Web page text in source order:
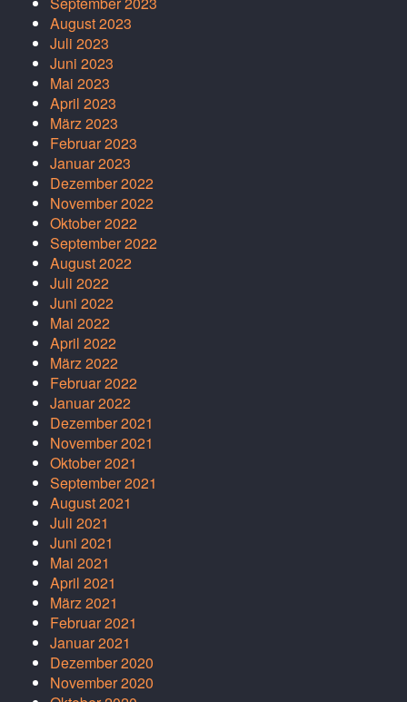
August 2023
Juli 2023
Juni 2023
Mai 2023
April 2023
März 2023
Februar 2023
Januar 2023
Dezember 2022
November 2022
Oktober 2022
September 2022
August 2022
Juli 2022
Juni 2022
Mai 2022
April 2022
März 2022
Februar 2022
Januar 2022
Dezember 2021
November 2021
Oktober 2021
September 2021
August 2021
Juli 2021
Juni 2021
Mai 2021
April 2021
März 2021
Februar 2021
Januar 2021
Dezember 2020
November 2020